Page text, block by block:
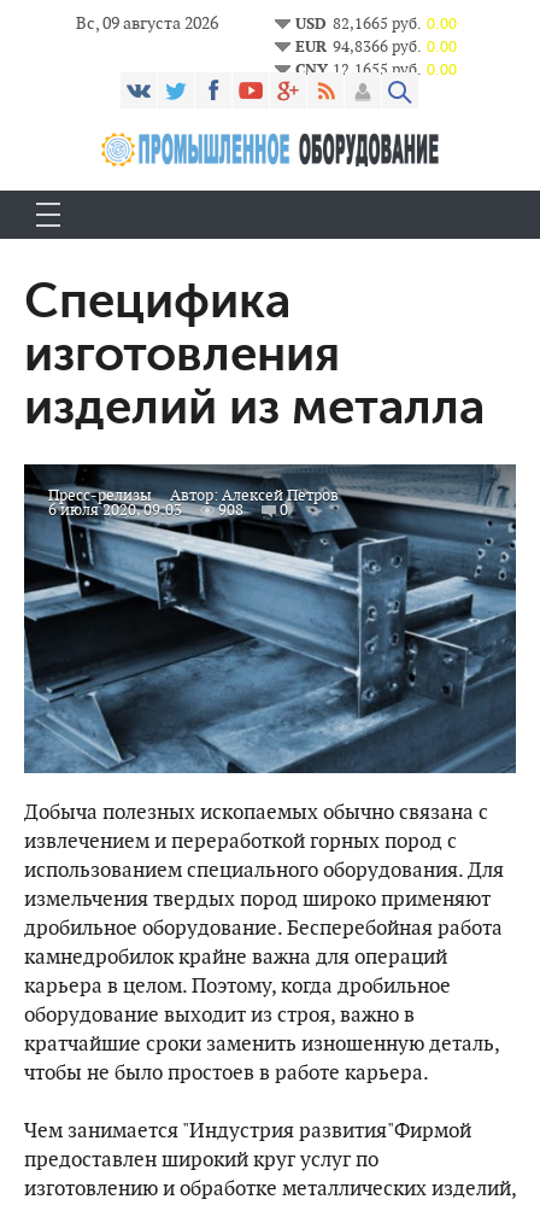
Вс, 09 августа 2026 USD 82,1665 руб. 0.00
EUR 94,8366 руб. 0.00
CNY 12,1655 руб. 0.00
Специфика
изготовления
изделий из металла
Пресс-релизы Автор:Алексей Петров
6 июля 2020, 09:03 908 0
Добыча полезных ископаемых обычно связана с
извлечением и переработкой горных пород с
использованием специального оборудования. Для
измельчения твердых пород широко применяют
дробильное оборудование. Бесперебойная работа
камнедробилок крайне важна для операций
карьера в целом. Поэтому, когда дробильное
оборудование выходит из строя, важно в
кратчайшие сроки заменить изношенную деталь,
чтобы не было простоев в работе карьера.
Чем занимается "Индустрия развития"Фирмой
предоставлен широкий круг услуг по
изготовлению и обработке металлических изделий,